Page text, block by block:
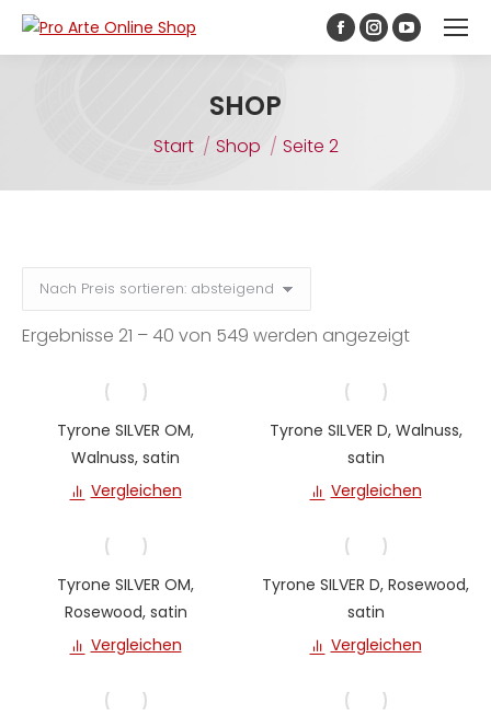
springen
Facebook
Instagram
YouTube
SHOP
Sie befinden sich hier:
Start Shop Seite 2
Ergebnisse 21 – 40 von 549 werden angezeigtNach
Tyrone SILVER OM,
Walnuss, satin
Vergleichen
Tyrone SILVER D, Walnuss,
satin
Vergleichen
Tyrone SILVER OM,
Rosewood, satin
Vergleichen
Tyrone SILVER D, Rosewood,
satin
Vergleichen